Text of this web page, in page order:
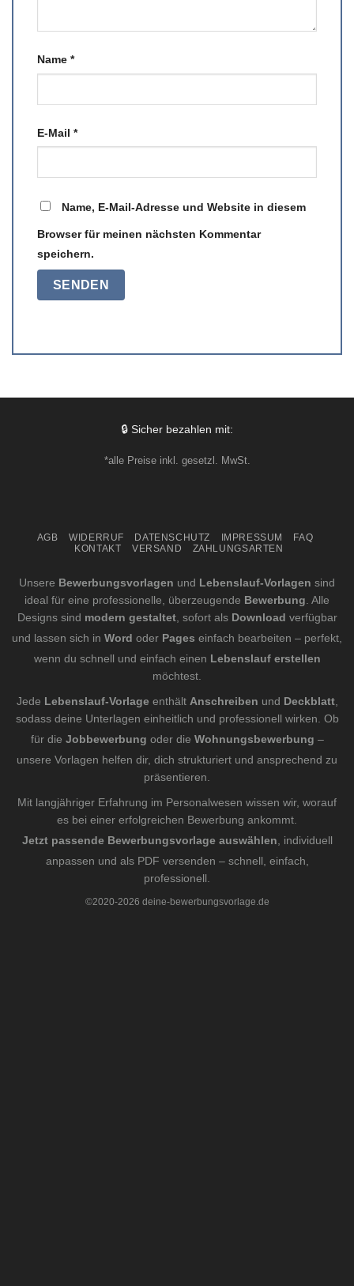
Name *
E-Mail *
Name, E-Mail-Adresse und Website in diesem
Browser für meinen nächsten Kommentar
speichern.
🔒 Sicher bezahlen mit:
*alle Preise inkl. gesetzl. MwSt.
AGB WIDERRUF DATENSCHUTZ IMPRESSUM
FAQ
KONTAKT
VERSAND ZAHLUNGSARTEN
Unsere Bewerbungsvorlagen und Lebenslauf-Vorlagen sind
ideal für eine professionelle, überzeugende Bewerbung . Alle
Designs sind modern gestaltet, sofort als Download verfügbar
und lassen sich in Word oder Pages einfach bearbeiten – perfekt,
wenn du schnell und einfach einen Lebenslauf erstellen
möchtest.
Jede Lebenslauf-Vorlageenthält Anschreiben und Deckblatt,
sodass deine Unterlagen einheitlich und professionell wirken. Ob
für die Jobbewerbung oder die Wohnungsbewerbung –
unsere Vorlagen helfen dir, dich strukturiert und ansprechend zu
präsentieren.
Mit langjähriger Erfahrung im Personalwesen wissen wir, worauf
es bei einer erfolgreichen Bewerbung ankommt.
Jetzt passende Bewerbungsvorlage auswählen , individuell
anpassen und als PDF versenden – schnell, einfach,
professionell.
©2020-2026 deine-bewerbungsvorlage.de